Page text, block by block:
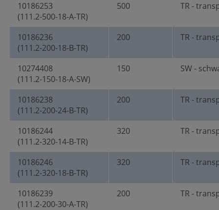
10186253
(111.2-500-18-A-TR)
500 TR -
10186236
(111.2-200-18-B-TR)
200 TR -
10274408
(111.2-150-18-A-SW)
150 SW -
10186238
(111.2-200-24-B-TR)
200 TR -
10186244
(111.2-320-14-B-TR)
320 TR -
10186246
(111.2-320-18-B-TR)
320 TR -
10186239
(111.2-200-30-A-TR)
200 TR -